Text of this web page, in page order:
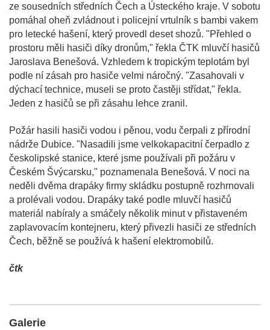
ze sousedních středních Čech a Ústeckého kraje. V sobotu
pomáhal oheň zvládnout i policejní vrtulník s bambi vakem
pro letecké hašení, který provedl deset shozů. "Přehled o
prostoru měli hasiči díky dronům," řekla ČTK mluvčí hasičů
Jaroslava Benešová. Vzhledem k tropickým teplotám byl
podle ní zásah pro hasiče velmi náročný. "Zasahovali v
dýchací technice, museli se proto častěji střídat," řekla.
Jeden z hasičů se při zásahu lehce zranil.
Požár hasili hasiči vodou i pěnou, vodu čerpali z přírodní
nádrže Dubice. "Nasadili jsme velkokapacitní čerpadlo z
českolipské stanice, které jsme používali při požáru v
Českém Švýcarsku," poznamenala Benešová. V noci na
neděli dvěma drapáky firmy skládku postupně rozhrnovali
a prolévali vodou. Drapáky také podle mluvčí hasičů
materiál nabíraly a smáčely několik minut v přistaveném
zaplavovacím kontejneru, který přivezli hasiči ze středních
Čech, běžně se používá k hašení elektromobilů.
čtk
Galerie